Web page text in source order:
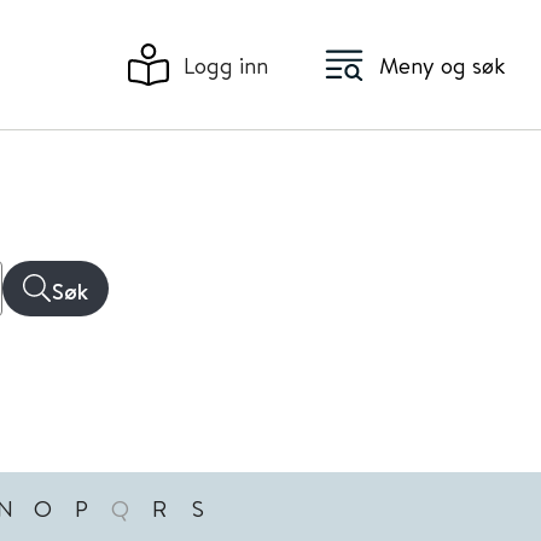
Logg inn Meny og søk
Søk
O P Q R S